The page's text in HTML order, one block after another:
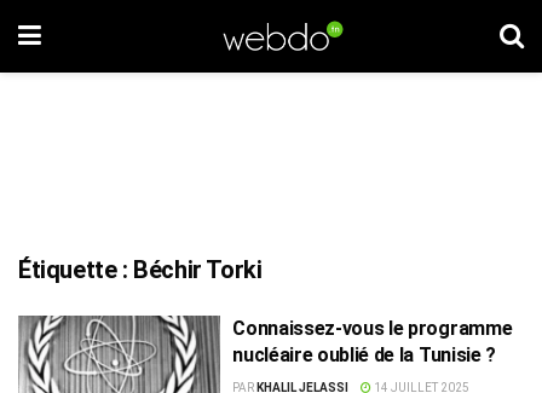
Étiquette : Béchir Torki
Connaissez-vous le programme
nucléaire oublié de la Tunisie ?
PAR KHALIL JELASSI 14 JUILLET 2025